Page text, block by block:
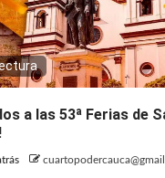
a las 53ª Ferias de